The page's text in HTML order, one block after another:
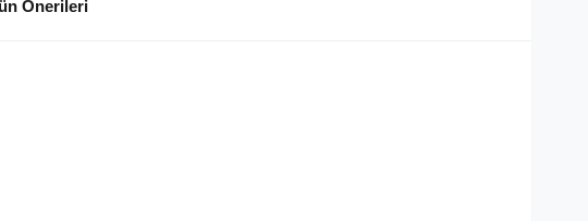
Önerileri